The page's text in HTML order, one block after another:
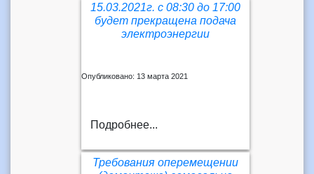
15.03.2021г. с 08:30 до 17:00
будет прекращена подача
электроэнергии
Опубликовано: 13 марта 2021
Подробнее...
Требования оперемещении